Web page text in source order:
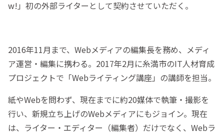
w!」初の外部ライターとして契約させていただく。
2016年11月まで、Webメディアの編集長を務め、メディ
ア運営・編集に携わる。2017年2月に糸満市のIT人材育成
プロジェクトで「Webライティング講座」の講師を担当。
紙やWebを問わず、現在までに約20媒体で執筆・撮影を
行い、新規立ち上げのWebメディアにもジョイン。現在
は、ライター・エディター（編集者）だけでなく、Webラ